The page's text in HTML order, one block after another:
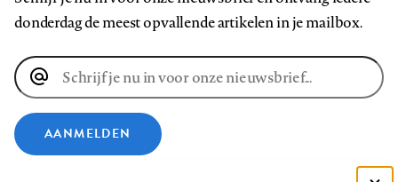
donderdag de meest opvallende artikelen in je mailbox.
E-
mailadres
AANMELDEN